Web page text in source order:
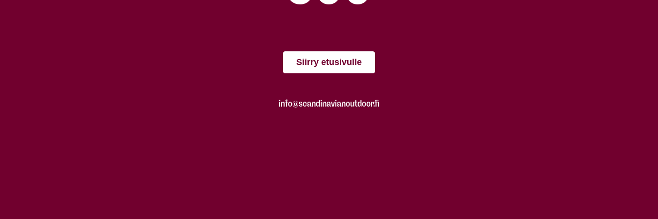
Siirry etusivulle
info@scandinavianoutdoor.fi